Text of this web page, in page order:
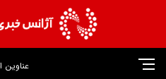
عناوین